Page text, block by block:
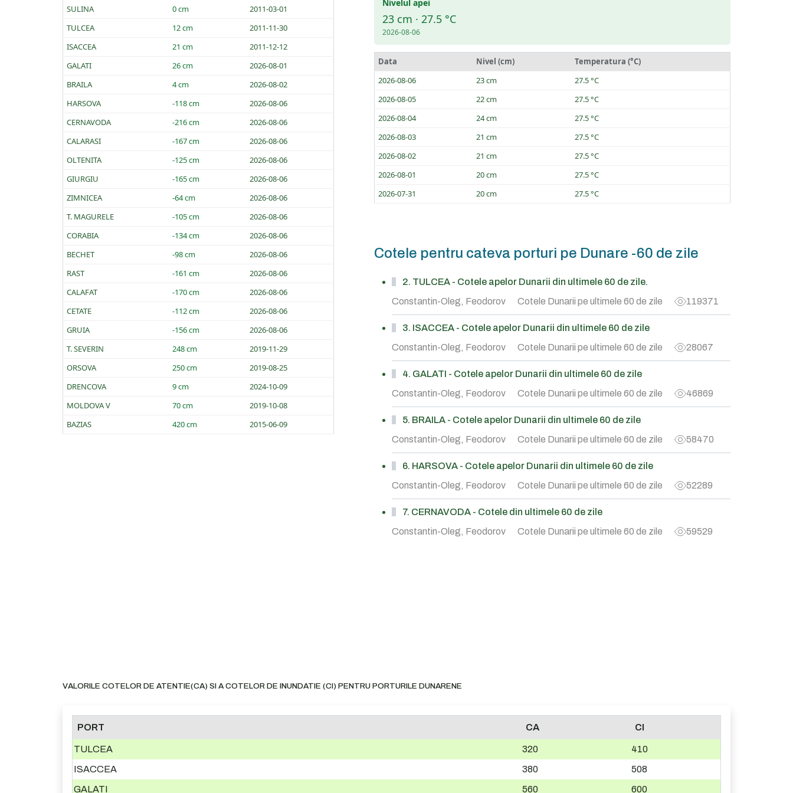
SULINA 0 cm
2011-03-01
TULCEA
12 cm
2011-11-30
ISACCEA
21 cm
2011-12-12
GALATI
26 cm
2026-08-01
BRAILA
4 cm
2026-08-02
HARSOVA
-118 cm
2026-08-06
CERNAVODA
-216 cm
2026-08-06
CALARASI
-167 cm
2026-08-06
OLTENITA
-125 cm
2026-08-06
GIURGIU
-165 cm
2026-08-06
ZIMNICEA
-64 cm
2026-08-06
T. MAGURELE
-105 cm
2026-08-06
CORABIA
-134 cm
2026-08-06
BECHET
-98 cm
2026-08-06
RAST
-161 cm
2026-08-06
CALAFAT
-170 cm
2026-08-06
CETATE
-112 cm
2026-08-06
GRUIA
-156 cm
2026-08-06
T. SEVERIN
248 cm
2019-11-29
ORSOVA
250 cm
2019-08-25
DRENCOVA
9 cm
2024-10-09
MOLDOVA V
70 cm
2019-10-08
BAZIAS
420 cm 2015-06-09
Nivelul apei
23 cm · 27.5 °C
2026-08-06
Data Nivel (cm)
Temperatura (°C)
2026-08-06
23 cm
27.5 °C
2026-08-05
22 cm
27.5 °C
2026-08-04
24 cm
27.5 °C
2026-08-03
21 cm
27.5 °C
2026-08-02
21 cm
27.5 °C
2026-08-01
20 cm
27.5 °C
2026-07-31
20 cm 27.5 °C
Cotele pentru cateva porturi pe Dunare -60 de zile
2. TULCEA - Cotele apelor Dunarii din ultimele 60 de zile.
Constantin-Oleg, Feodorov
Cotele Dunarii pe ultimele 60 de zile 119371
3. ISACCEA - Cotele apelor Dunarii din ultimele 60 de zile
Constantin-Oleg, Feodorov
Cotele Dunarii pe ultimele 60 de zile 28067
4. GALATI - Cotele apelor Dunarii din ultimele 60 de zile
Constantin-Oleg, Feodorov
Cotele Dunarii pe ultimele 60 de zile 46869
5. BRAILA - Cotele apelor Dunarii din ultimele 60 de zile
Constantin-Oleg, Feodorov
Cotele Dunarii pe ultimele 60 de zile 58470
6. HARSOVA - Cotele apelor Dunarii din ultimele 60 de zile
Constantin-Oleg, Feodorov
Cotele Dunarii pe ultimele 60 de zile 52289
7. CERNAVODA - Cotele din ultimele 60 de zile
Constantin-Oleg, Feodorov
Cotele Dunarii pe ultimele 60 de zile 59529
VALORILE COTELOR DE ATENTIE(CA) SI A COTELOR DE INUNDATIE (CI) PENTRU PORTURILE DUNARENE
PORT CA CI
TULCEA 320
410
ISACCEA
380
508
GALATI
560
600